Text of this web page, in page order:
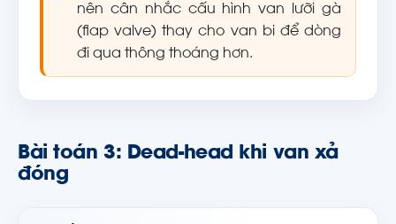
nên cân nhắc cấu hình van lưỡi gà
(flap valve) thay cho van bi để dòng
đi qua thông thoáng hơn.
Bài toán 3: Dead-head khi van xả
đóng